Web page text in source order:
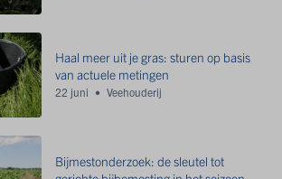
Haal meer uit je gras: sturen op basis
van actuele metingen
22 juni Veehouderij
Bijmestonderzoek: de sleutel tot